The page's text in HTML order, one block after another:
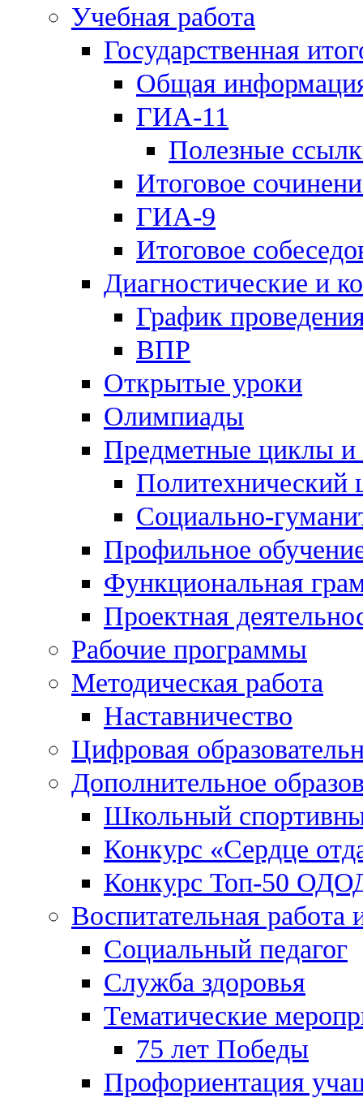
Учебная работа
Государственная
Общая
ГИА-11
Полезные
Итоговое
ГИА-9
Итоговое
Диагностические и
График
ВПР
Открытые уроки
Олимпиады
Предметные циклы и
Политехнический
Социально-
Профильное
Функциональная
Проектная
Рабочие программы
Методическая работа
Наставничество
Цифровая
Дополнительное
Школьный
Конкурс «Сердце
Конкурс Топ-50
Воспитательная работа
Социальный педагог
Служба здоровья
Тематические
75 лет Победы
Профориентация